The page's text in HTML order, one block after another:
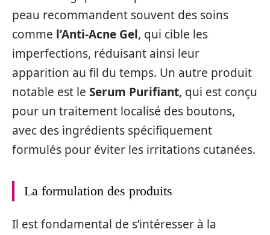
peau recommandent souvent des soins
comme l’Anti-Acne Gel, qui cible les
imperfections, réduisant ainsi leur
apparition au fil du temps. Un autre produit
notable est le Serum Purifiant, qui est conçu
pour un traitement localisé des boutons,
avec des ingrédients spécifiquement
formulés pour éviter les irritations cutanées.
La formulation des produits
Il est fondamental de s’intéresser à la